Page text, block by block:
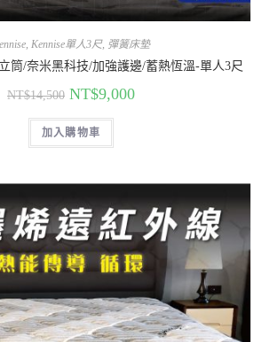
, Kennise單人3尺, 彈簧床墊
筒/奈米黑科技/加強護邊/蓄熱恆溫-單人3尺
NT$14,500 NT$9,000
加入購物車